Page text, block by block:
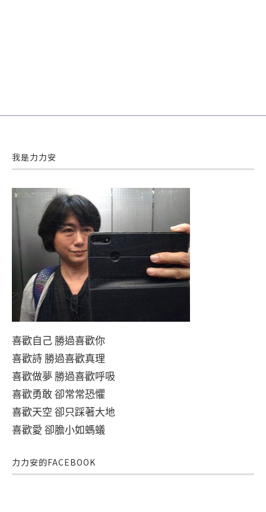
我是力力安
喜歡自己 勝過喜歡你
喜歡詩 勝過喜歡真理
喜歡做夢 勝過喜歡呼吸
喜歡勇敢 卻常常恐懼
喜歡天空 卻只踩著大地
喜歡愛 卻膽小如螞蟻
力力安的FACEBOOK